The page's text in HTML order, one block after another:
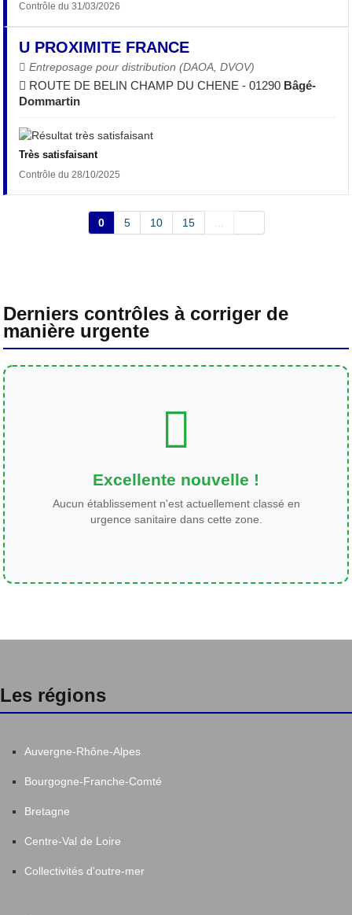
Contrôle du 31/03/2026
U PROXIMITE FRANCE
Entreposage pour distribution (DAOA, DVOV)
ROUTE DE BELIN CHAMP DU CHENE - 01290 Bâgé-
Dommartin
Très satisfaisant
Contrôle du 28/10/2025
0 5 10 15
Derniers contrôles à corriger de
manière urgente
Excellente nouvelle !
Aucun établissement n'est actuellement classé en
urgence sanitaire dans cette zone.
Les régions
Auvergne-Rhône-Alpes
Bourgogne-Franche-Comté
Bretagne
Centre-Val de Loire
Collectivités d'outre-mer